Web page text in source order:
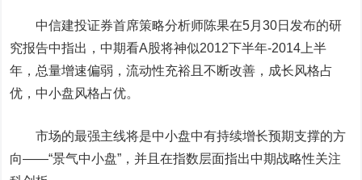
中信建投证券首席策略分析师陈果在5月30日发布的研
究报告中指出，中期看A股将神似2012下半年-2014上半
年，总量增速偏弱，流动性充裕且不断改善，成长风格占
优，中小盘风格占优。
市场的最强主线将是中小盘中有持续增长预期支撑的方
向——“景气中小盘”，并且在指数层面指出中期战略性关注